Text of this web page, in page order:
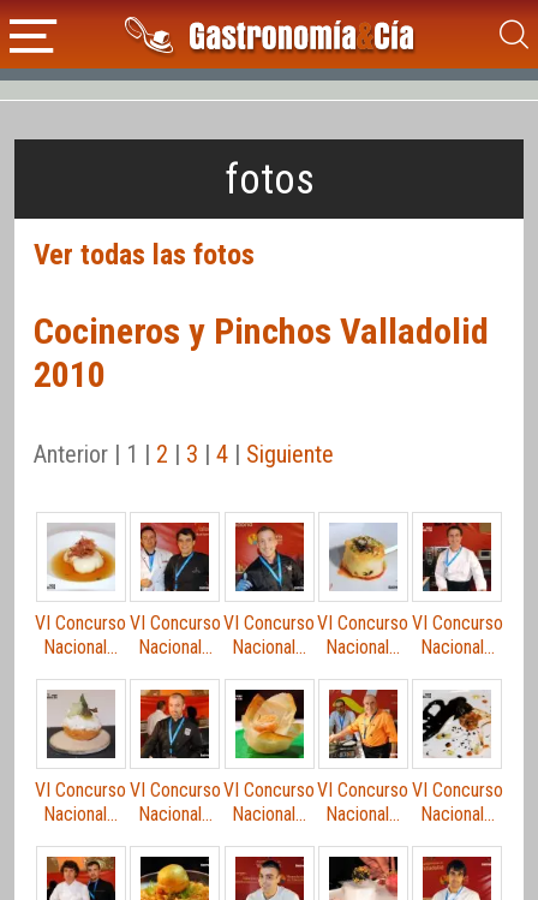
fotos
Ver todas las fotos
Cocineros y Pinchos Valladolid
2010
Anterior | 1 | 2 | 3 | 4 | Siguiente
VI Concurso
Nacional…
VI Concurso
Nacional…
VI Concurso
Nacional…
VI Concurso
Nacional…
VI Concurso
Nacional…
VI Concurso
Nacional…
VI Concurso
Nacional…
VI Concurso
Nacional…
VI Concurso
Nacional…
VI Concurso
Nacional…